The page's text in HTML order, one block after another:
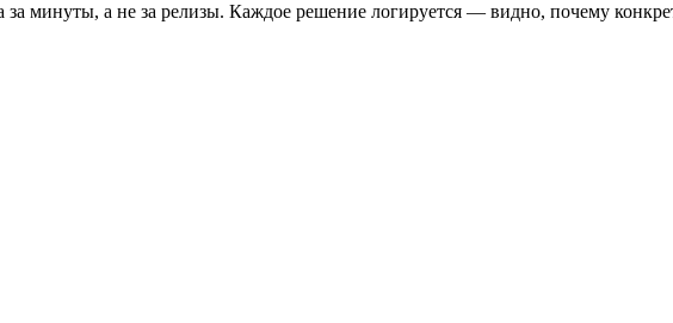
минуты, а не за релизы. Каждое решение логируется — видно, почему